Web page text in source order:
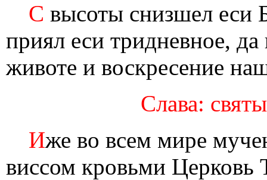
С высоты снизшел еси
приял еси тридневное,
животе и воскресение
Слава:
Иже во всем мире
виссом кровьми Церковь